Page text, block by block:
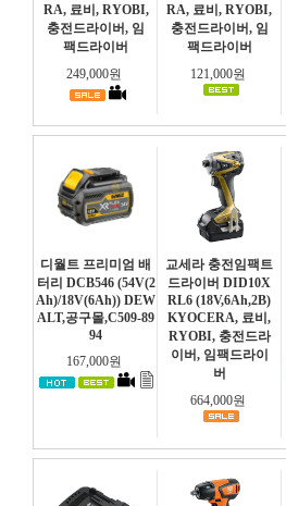
RA, 료비, RYOBI,
충전드라이버, 임
팩드라이버
249,000원
RA, 료비, RYOBI,
충전드라이버, 임
팩드라이버
121,000원
디월트 프리미엄 배
터리 DCB546 (54V(2
Ah)/18V(6Ah)) DEW
ALT,공구몰,C509-89
94
167,000원
교세라 충전임팩트
드라이버 DID10X
RL6 (18V,6Ah,2B)
KYOCERA, 료비,
RYOBI, 충전드라
이버, 임팩드라이
버
664,000원